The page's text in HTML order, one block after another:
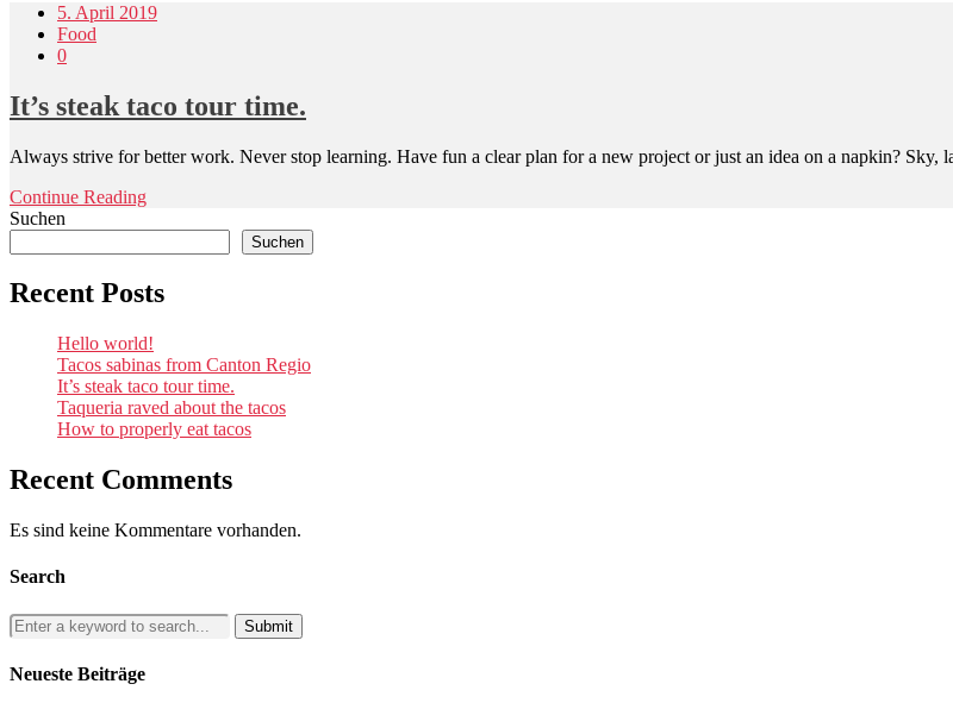
5. April 2019
Food
0
It’s steak taco tour time.
Always strive for better work. Never stop learning. Have fun a clear plan for a new project or just an idea on a napkin? Sky,
Continue Reading
Suchen
Suchen
Recent Posts
Hello world!
Tacos sabinas from Canton Regio
It’s steak taco tour time.
Taqueria raved about the tacos
How to properly eat tacos
Recent Comments
Es sind keine Kommentare vorhanden.
Search
Neueste Beiträge